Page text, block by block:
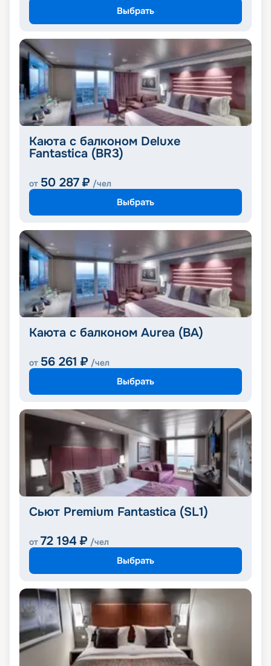
Выбрать
Каюта с балконом Deluxe
Fantastica (BR3)
от 50 287 ₽ /чел
Выбрать
Каюта с балконом Aurea (BA)
от 56 261 ₽ /чел
Выбрать
Сьют Premium Fantastica (SL1)
от 72 194 ₽ /чел
Выбрать